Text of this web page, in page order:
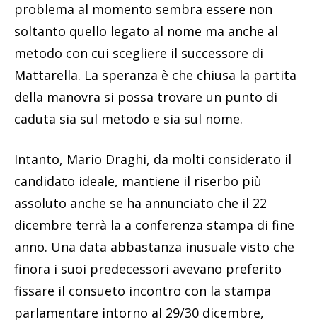
problema al momento sembra essere non
soltanto quello legato al nome ma anche al
metodo con cui scegliere il successore di
Mattarella. La speranza è che chiusa la partita
della manovra si possa trovare un punto di
caduta sia sul metodo e sia sul nome.
Intanto, Mario Draghi, da molti considerato il
candidato ideale, mantiene il riserbo più
assoluto anche se ha annunciato che il 22
dicembre terrà la a conferenza stampa di fine
anno. Una data abbastanza inusuale visto che
finora i suoi predecessori avevano preferito
fissare il consueto incontro con la stampa
parlamentare intorno al 29/30 dicembre,